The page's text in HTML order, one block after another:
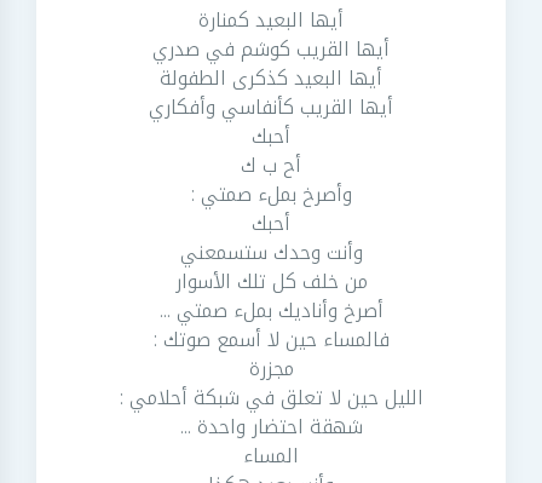
أيها البعيد كمنارة
أيها القريب كوشم في صدري
أيها البعيد كذكرى الطفولة
أيها القريب كأنفاسي وأفكاري
أحبك
أح ب ك
وأصرخ بملء صمتي :
أحبك
وأنت وحدك ستسمعني
من خلف كل تلك الأسوار
أصرخ وأناديك بملء صمتي ...
فالمساء حين لا أسمع صوتك :
مجزرة
الليل حين لا تعلق في شبكة أحلامي :
شهقة احتضار واحدة ...
المساء